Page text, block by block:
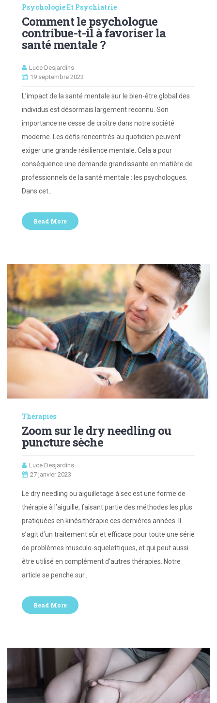
Psychologie Et Psychiatrie
Comment le psychologue
contribue-t-il à favoriser la
santé mentale ?
Luce Desjardins
19 septembre 2023
L’impact de la santé mentale sur le bien-être global des
individus est désormais largement reconnu. Son
importance ne cesse de croître dans notre société
moderne. Les défis rencontrés au quotidien peuvent
exiger une grande résilience mentale. Cela a pour
conséquence une demande grandissante en matière de
professionnels de la santé mentale : les psychologues.
Dans cet…
Read More
Thérapies
Zoom sur le dry needling ou
puncture sèche
Luce Desjardins
27 janvier 2023
Le dry needling ou aiguilletage à sec est une forme de
thérapie à l’aiguille, faisant partie des méthodes les plus
pratiquées en kinésithérapie ces dernières années. Il
s’agit d’un traitement sûr et efficace pour toute une série
de problèmes musculo-squelettiques, et qui peut aussi
être utilisé en complément d’autres thérapies. Notre
article se penche sur…
Read More